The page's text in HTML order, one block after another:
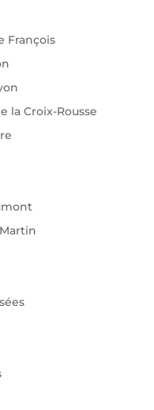
François
la Croix-Rousse